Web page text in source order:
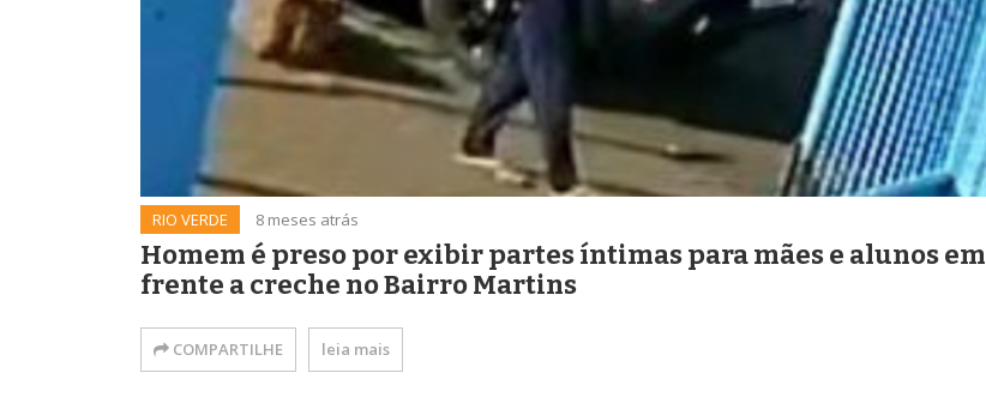
RIO VERDE 8 meses atrás
Homem é preso por exibir partes íntimas para mães e alunos em
frente a creche no Bairro Martins
COMPARTILHE leia mais